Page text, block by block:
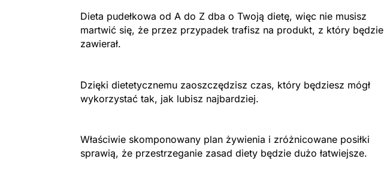
Dieta pudełkowa od A do Z dba o Twoją dietę, więc nie musisz
martwić się, że przez przypadek trafisz na produkt, z który będzie
zawierał.
Dzięki dietetycznemu zaoszczędzisz czas, który będziesz mógł
wykorzystać tak, jak lubisz najbardziej.
Właściwie skomponowany plan żywienia i zróżnicowane posiłki
sprawią, że przestrzeganie zasad diety będzie dużo łatwiejsze.